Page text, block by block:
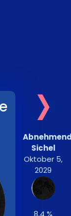
›
Sichel
Oktober 5,
2029